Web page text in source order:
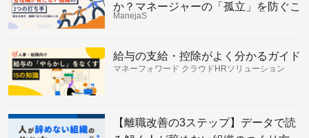
か？マネージャーの「孤立」を防ぐこ
れからの組織の仕組み
ManejaS
給与の支給・控除がよく分かるガイド
マネーフォワード クラウドHRソリューション
【離職改善の3ステップ】データで読